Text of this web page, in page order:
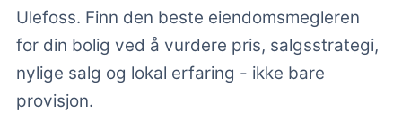
Ulefoss. Finn den beste eiendomsmegleren
for din bolig ved å vurdere pris, salgsstrategi,
nylige salg og lokal erfaring - ikke bare
provisjon.